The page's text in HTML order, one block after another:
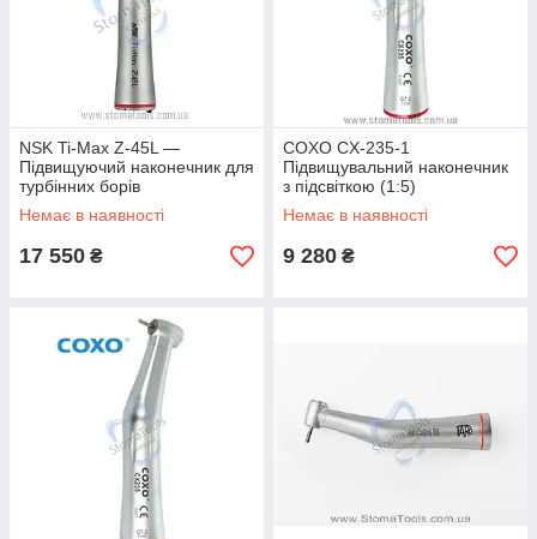
NSK Ti-Max Z-45L —
Підвищуючий наконечник для
турбінних борів
Немає в наявності
17 550 ₴
COXO CX-235-1
Підвищувальний наконечник
з підсвіткою (1:5)
Немає в наявності
9 280 ₴